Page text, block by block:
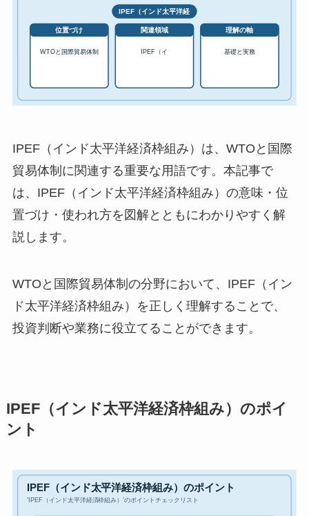
IPEF（インド太平洋経済枠組み）は、WTOと国際
貿易体制に関連する重要な用語です。本記事で
は、IPEF（インド太平洋経済枠組み）の意味・位
置づけ・使われ方を図解とともにわかりやすく解
説します。
WTOと国際貿易体制の分野において、IPEF（イン
ド太平洋経済枠組み）を正しく理解することで、
投資判断や業務に役立てることができます。
IPEF（インド太平洋経済枠組み）のポイ
ント